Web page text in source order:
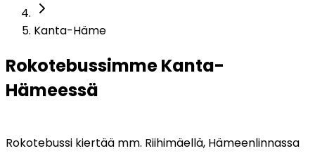
Kanta-Häme
Rokotebussimme Kanta-
Hämeessä
Rokotebussi kiertää mm. Riihimäellä, Hämeenlinnassa